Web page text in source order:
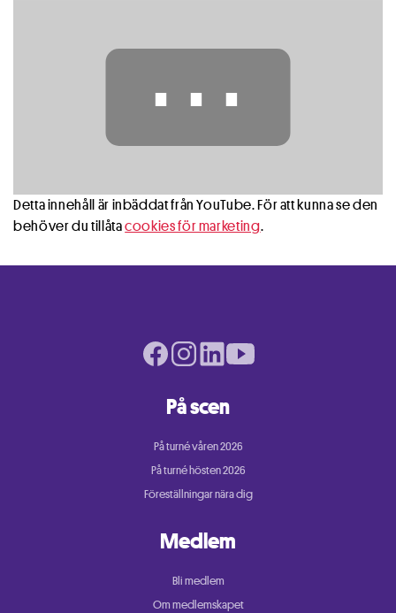
⋯
Detta innehåll är inbäddat från YouTube. För att kunna se den
behöver du tillåtacookies för marketing.
På scen
På turné våren 2026
På turné hösten 2026
Föreställningar nära dig
Medlem
Bli medlem
Om medlemskapet
Facebook page
Instagram page
LinkedIn pageYoutube page